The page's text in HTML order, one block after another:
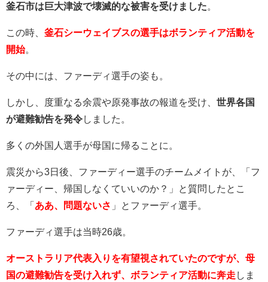
釜石市は巨大津波で壊滅的な被害を受けました
この時、 釜石シーウェイブスの選手はボランティア活動を
開始。
その中には、ファーディ選手の姿も。
しかし、度重なる余震や原発事故の報道を受け、 世界各国
が避難勧告を発令しました。
多くの外国人選手が母国に帰ることに。
震災から3日後、ファーディー選手のチームメイトが、「フ
ァーディー、帰国しなくていいのか？」と質問したとこ
ろ、「 ああ、問題ないさ 」とファーディ選手。
ファーディ選手は当時26歳。
オーストラリア代表入りを有望視されていたのですが、母
国の避難勧告を受け入れず、ボランティア活動に奔走 しま